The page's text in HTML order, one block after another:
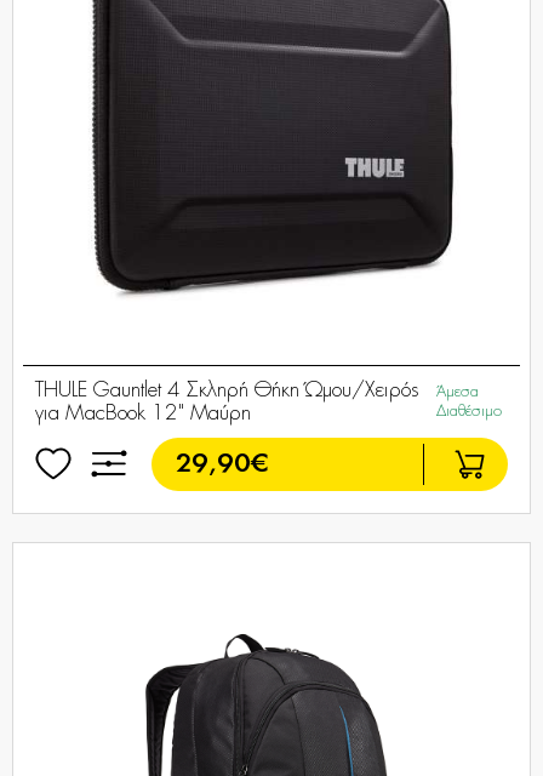
THULE Gauntlet 4 Σκληρή Θήκη Ώμου/Χειρός
για MacBook 12" Μαύρη
Άμεσα
Διαθέσιμο
29,90€